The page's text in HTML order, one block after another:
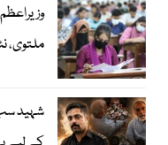
ملتوی،
شہید سب